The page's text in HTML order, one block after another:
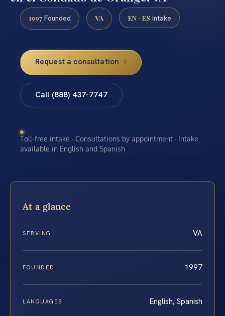
1997 Founded VA EN · ES Intake
Request a consultation
Call (888) 437-7747
Toll-free intake · Consultations by appointment · Intake
available in English and Spanish
At a glance
SERVING VA
FOUNDED 1997
LANGUAGES English, Spanish